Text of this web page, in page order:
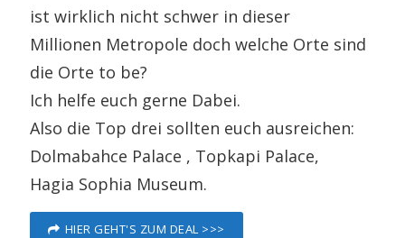
ist wirklich nicht schwer in dieser
Millionen Metropole doch welche Orte sind
die Orte to be?
Ich helfe euch gerne Dabei.
Also die Top drei sollten euch ausreichen:
Dolmabahce Palace , Topkapi Palace,
Hagia Sophia Museum.
HIER GEHT'S ZUM DEAL >>>